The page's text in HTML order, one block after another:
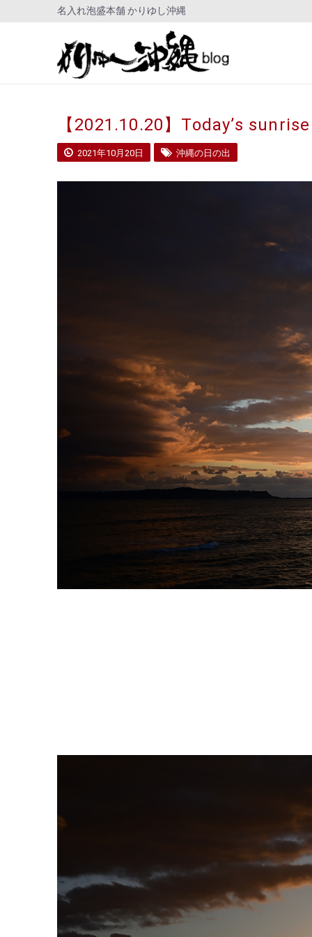
名入れ泡盛本舗 かりゆし沖縄
【2021.10.20】Today’s sunrise
2021年10月20日 沖縄の日の出